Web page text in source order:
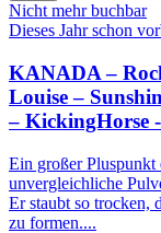
Nicht mehr buchbar
Dieses Jahr schon
KANADA –
Louise –
– KickingHorse
Ein großer Pluspunkt
unvergleichliche
Er staubt so trocken,
zu formen....